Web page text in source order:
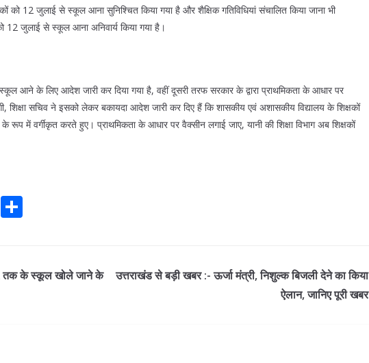
को 12 जुलाई से स्कूल आना सुनिश्चित किया गया है और शैक्षिक गतिविधियां संचालित किया जाना भी
12 जुलाई से स्कूल आना अनिवार्य किया गया है।
आने के लिए आदेश जारी कर दिया गया है, वहीं दूसरी तरफ सरकार के द्वारा प्राथमिकता के आधार पर
शिक्षा सचिव ने इसको लेकर बकायदा आदेश जारी कर दिए हैं कि शासकीय एवं अशासकीय विद्यालय के शिक्षकों
में वर्गीकृत करते हुए। प्राथमिकता के आधार पर वैक्सीन लगाई जाए, यानी की शिक्षा विभाग अब शिक्षकों
Li
e
तक के स्कूल खोले जाने के
उत्तराखंड से बड़ी खबर :- ऊर्जा मंत्री, निशुल्क बिजली देने का किया
ऐलान, जानिए पूरी खबर